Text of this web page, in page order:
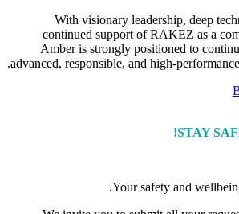
With visionary leadership, deep
continued support of RAKEZ as a
Amber is strongly positioned to
advanced, responsible, and high-
STAY
Your safety and